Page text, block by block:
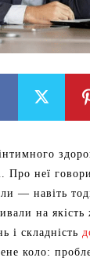
Про неї
— навіть
на
і складність
коло: